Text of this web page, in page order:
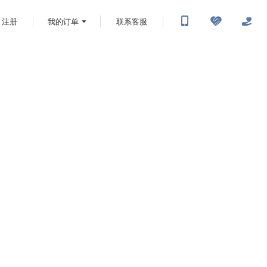
注册 我的订单 联系客服